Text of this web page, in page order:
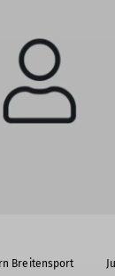
Breitensport